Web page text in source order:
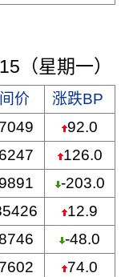
星期一）
价
涨跌BP
92.0
126.0
-203.0
12.9
-48.0
74.0